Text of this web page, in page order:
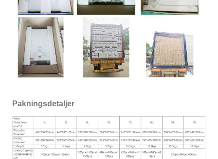
Pakningsdetaljer